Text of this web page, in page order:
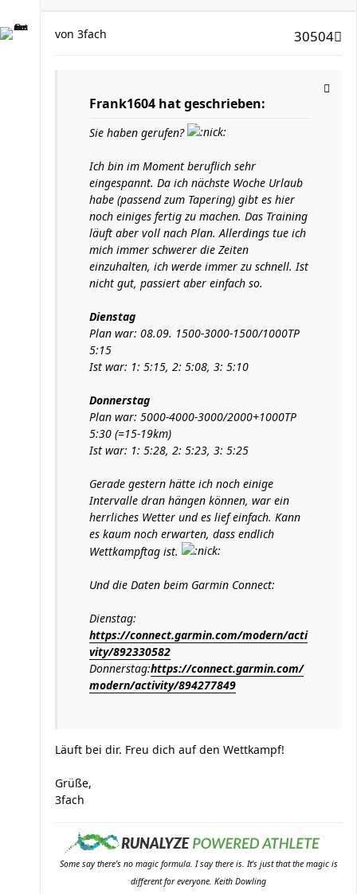
30504
von 3fach
Frank1604 hat geschrieben:
Sie haben gerufen?
Ich bin im Moment beruflich sehr
eingespannt. Da ich nächste Woche Urlaub
habe (passend zum Tapering) gibt es hier
noch einiges fertig zu machen. Das Training
läuft aber voll nach Plan. Allerdings tue ich
mich immer schwerer die Zeiten
einzuhalten, ich werde immer zu schnell. Ist
nicht gut, passiert aber einfach so.
Dienstag
Plan war: 08.09. 1500-3000-1500/1000TP
5:15
Ist war: 1: 5:15, 2: 5:08, 3: 5:10
Donnerstag
Plan war: 5000-4000-3000/2000+1000TP
5:30 (=15-19km)
Ist war: 1: 5:28, 2: 5:23, 3: 5:25
Gerade gestern hätte ich noch einige
Intervalle dran hängen können, war ein
herrliches Wetter und es lief einfach. Kann
es kaum noch erwarten, dass endlich
Wettkampftag ist.
Und die Daten beim Garmin Connect:
Dienstag:
https://connect.garmin.com/modern/acti
vity/892330582
Donnerstag:https://connect.garmin.com/
modern/activity/894277849
Läuft bei dir. Freu dich auf den Wettkampf!
Grüße,
3fach
Some say there's no magic formula. I say there is. It's just that the magic is
different for everyone. Keith Dowling